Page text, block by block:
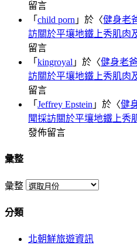
留言
「 child porn 」於〈健身老
訪關於平壤地鐵上秀肌肉
留言
「 kingroyal 」於〈健身老
訪關於平壤地鐵上秀肌肉
留言
「 Jeffrey Epstein 」於〈健
聞採訪關於平壤地鐵上
發佈留言
彙整
彙整
分類
北朝鮮旅遊資訊